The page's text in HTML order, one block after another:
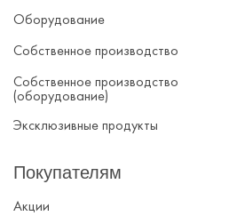
Оборудование
Собственное производство
Собственное производство
(оборудование)
Эксклюзивные продукты
Покупателям
Акции